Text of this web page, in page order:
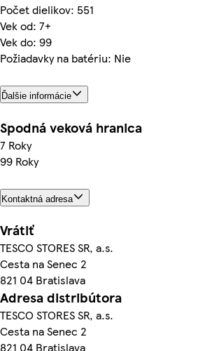
Počet dielikov: 551
Vek od: 7+
Vek do: 99
Požiadavky na batériu: Nie
Ďalšie informácie
Spodná veková hranica
7 Roky
99 Roky
Kontaktná adresa
Vrátiť
TESCO STORES SR, a.s.
Cesta na Senec 2
821 04 Bratislava
Adresa distribútora
TESCO STORES SR, a.s.
Cesta na Senec 2
821 04 Bratislava